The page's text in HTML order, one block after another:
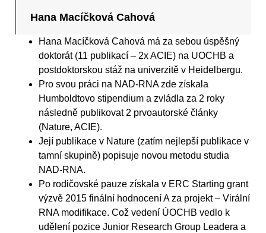
Hana Macíčková Cahová
Hana Macíčková Cahová má za sebou úspěšný
doktorát (11 publikací – 2x ACIE) na UOCHB a
postdoktorskou stáž na univerzitě v Heidelbergu.
Pro svou práci na NAD-RNA zde získala
Humboldtovo stipendium a zvládla za 2 roky
následně publikovat 2 prvoautorské články
(Nature, ACIE).
Její publikace v Nature (zatím nejlepší publikace v
tamní skupině) popisuje novou metodu studia
NAD-RNA.
Po rodičovské pauze získala v ERC Starting grant
výzvě 2015 finální hodnocení A za projekt – Virální
RNA modifikace. Což vedení ÚOCHB vedlo k
udělení pozice Junior Research Group Leadera a